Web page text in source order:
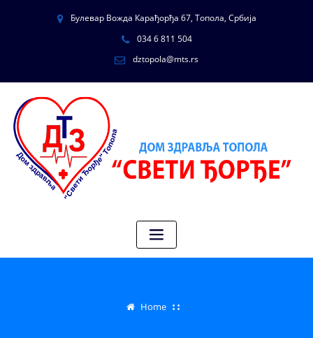
Булевар Вожда Карађорђа 67, Топола, Србија
034 6 811 504
dztopola@mts.rs
Home